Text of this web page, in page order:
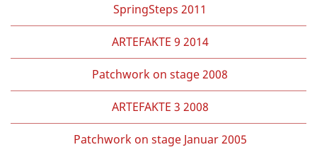
SpringSteps 2011
ARTEFAKTE 9 2014
Patchwork on stage 2008
ARTEFAKTE 3 2008
Patchwork on stage Januar 2005